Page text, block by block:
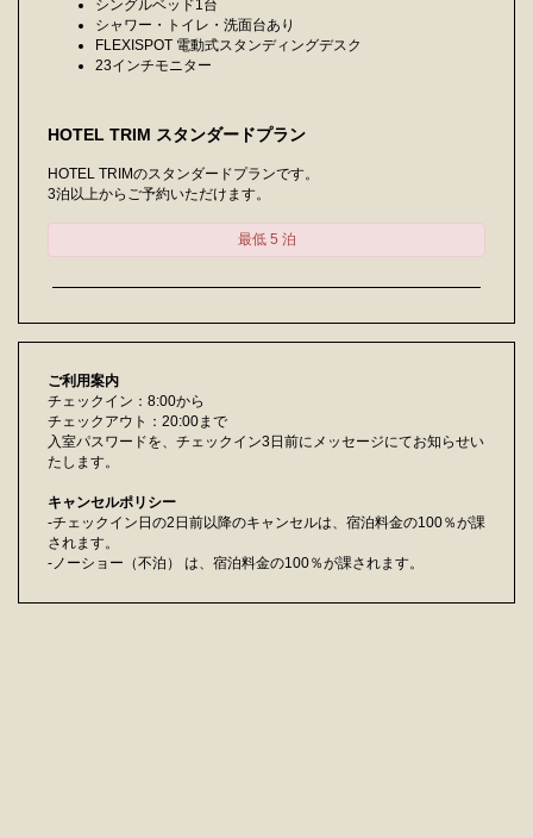
シングルベッド1台
シャワー・トイレ・洗面台あり
FLEXISPOT 電動式スタンディングデスク
23インチモニター
HOTEL TRIM スタンダードプラン
HOTEL TRIMのスタンダードプランです。
3泊以上からご予約いただけます。
最低 5 泊
ご利用案内
チェックイン：8:00から
チェックアウト：20:00まで
入室パスワードを、チェックイン3日前にメッセージにてお知らせい
たします。
キャンセルポリシー
-チェックイン日の2日前以降のキャンセルは、宿泊料金の100％が課
されます。
-ノーショー（不泊） は、宿泊料金の100％が課されます。